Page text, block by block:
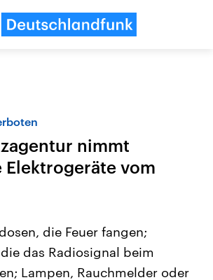
am 6.
Aktuelle Beiträge,
Hintergründe
Wirtschaftlich und
nimmt
Elektrogeräte vom
die Feuer fangen;
das Radiosignal beim
Lampen, Rauchmelder oder